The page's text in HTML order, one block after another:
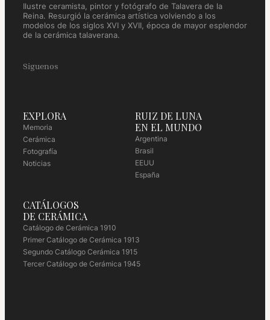
Ilustre ceramista, pintor y fotógrafo de Talavera de la
Reina. Resurgió la cerámica artística volviendo a los
modelos de los siglos XVI y XVII, época de mayor esplendor
de la cerámica talaverana.
Siguenos
EXPLORA
Memoria
Cerámica
Fotografía
Noticias
RUIZ DE LUNA
EN EL MUNDO
Argentina
Brasil
EEUU
España
CATÁLOGOS
DE CERÁMICA
Catálogo de Cerámica 1910
Primer Catálogo de Cerámica 1913
Segundo Catálogo Cerámica 1915
Tercer Catálogo de Cerámica 1945